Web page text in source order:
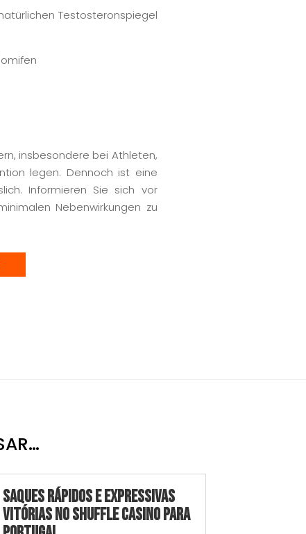
Testosteronspiegel
insbesondere bei Athleten,
legen. Dennoch ist eine
Informieren Sie sich vor
Nebenwirkungen zu
Saques Rápidos e Expressivas
Vitórias no Shuffle Casino para